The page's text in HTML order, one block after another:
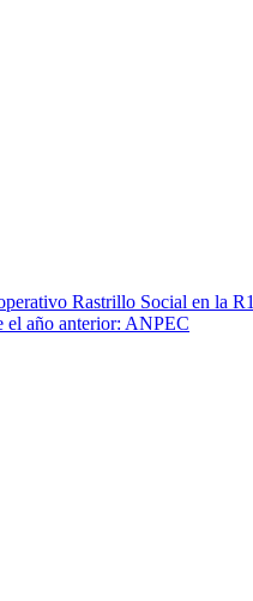
Rastrillo Social en la R1
el año anterior: ANPEC